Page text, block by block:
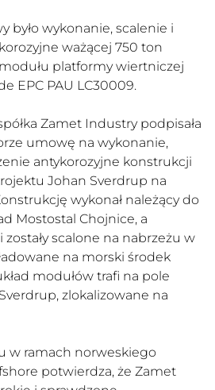
było wykonanie, scalenie i
ważącej 750 ton
platformy wiertniczej
EPC PAU LC30009.
Zamet Industry podpisała
umowę na wykonanie,
antykorozyjne konstrukcji
Johan Sverdrup na
wykonał należący do
Mostostal Chojnice, a
scalone na nabrzeżu w
na morski środek
modułów trafi na pole
zlokalizowane na
w ramach norweskiego
potwierdza, że Zamet